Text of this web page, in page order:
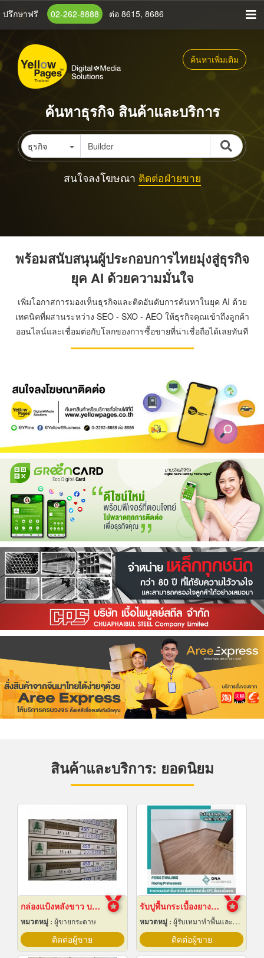
ข้าม
เนื้อหา
หลัก
ปรึกษาฟรี 02-262-8888 ต่อ 8615, 8686
ค้นหาเพิ่มเติม
ค้นหาธุรกิจ สินค้าและบริการ
ธุรกิจ
สนใจลงโฆษณา ติดต่อฝ่ายขาย
พร้อมสนับสนุนผู้ประกอบการไทยมุ่งสู่ธุรกิจ
ยุค AI ด้วยความมั่นใจ
เพิ่มโอกาสการมองเห็นธุรกิจและติดอันดับการค้นหาในยุค AI ด้วย
เทคนิคที่ผสานระหว่าง SEO - SXO - AEO ให้ธุรกิจคุณเข้าถึงลูกค้า
ออนไลน์และเชื่อมต่อกับโลกของการซื้อขายที่น่าเชื่อถือได้เลยทันที
สินค้าและบริการ: ยอดนิยม
กล่องแป้งหลังขาว บางเลนเกรดA(BL-Aหลังขาว)
หมวดหมู่ : ผู้ขายกระดาษ
ติดต่อผู้ขาย
รับปูพื้นกระเบื้องยางลายไม้
หมวดหมู่ : ผู้รับเหมาทำพื้นและทางเดิน
ติดต่อผู้ขาย